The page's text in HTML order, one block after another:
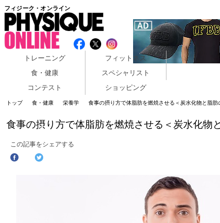
フィジーク・オンライン
トレーニング
フィットネス
食・健康
スペシャリスト
コンテスト
ショッピング
トップ 食・健康 栄養学 食事の摂り方で体脂肪を燃焼させる＜炭水化物と脂
食事の摂り方で体脂肪を燃焼させる＜炭水化物
この記事をシェアする